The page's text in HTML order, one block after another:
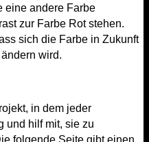
eine andere Farbe
zur Farbe Rot stehen.
sich die Farbe in Zukunft
wird.
in dem jeder
und hilf mit, sie zu
folgende Seite gibt einen